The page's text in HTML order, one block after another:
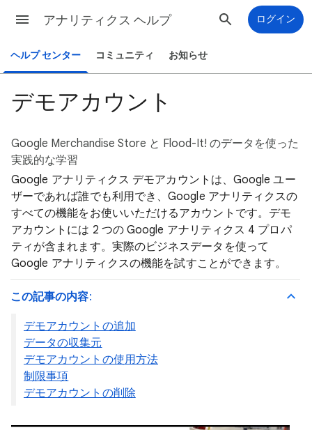
アナリティクス ヘルプ ログイン
ヘルプ センター コミュニティ お知らせ
デモアカウント
Google Merchandise Store と Flood-It! のデータを使った
実践的な学習
Google アナリティクス デモアカウントは、Google ユー
ザーであれば誰でも利用でき、Google アナリティクスの
すべての機能をお使いいただけるアカウントです。デモ
アカウントには 2 つの Google アナリティクス 4 プロパ
ティが含まれます。実際のビジネスデータを使って
Google アナリティクスの機能を試すことができます。
この記事の内容:
デモアカウントの追加
データの収集元
デモアカウントの使用方法
制限事項
デモアカウントの削除